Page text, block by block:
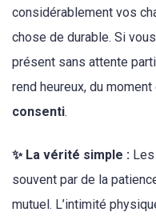
considérablement vos
chose de durable. Si
présent sans attente
rend heureux, du moment
consenti.
✨ La vérité simple :
souvent par de la
mutuel. L’intimité